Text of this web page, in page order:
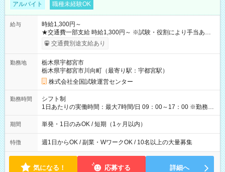
アルバイト 職種未経験OK
給与
時給1,300円～
★交通費一部支給 時給1,300円～ ※試験・役割により手当あり
※勤務回数により昇給あり 【即給（前払い）オプションあ
り！】 希望される場合、勤務から1週間ほどで給与の一部を受け
例】 ・河合塾模擬試験 8:30～17:30（休憩1時間） 時給1,300円
×8時間＝日収10,400円＋交通費 ※当日の役割により時給＋100
円の場合あり ・国家試験 7:00～13:30（休憩なし） 時給1,300
円（役割手当＋100円）×6時間＝日収8,400円＋交通費 【試用期
間】試用期間なし
交通費別途支給あり
勤務地
栃木県宇都宮市
栃木県宇都宮市川向町（最寄り駅：宇都宮駅）
株式会社全国試験運営センター
勤務時間
シフト制
1日あたりの実働時間：最大7時間/日 09：00～17：00 ※勤務時
間は 試験により異なります。
期間 単発・1日のみOK / 短期（1ヶ月以内）
特徴 週1日からOK / 副業・WワークOK / 10名以上の大量募集
気になる！ 応募する 詳細へ